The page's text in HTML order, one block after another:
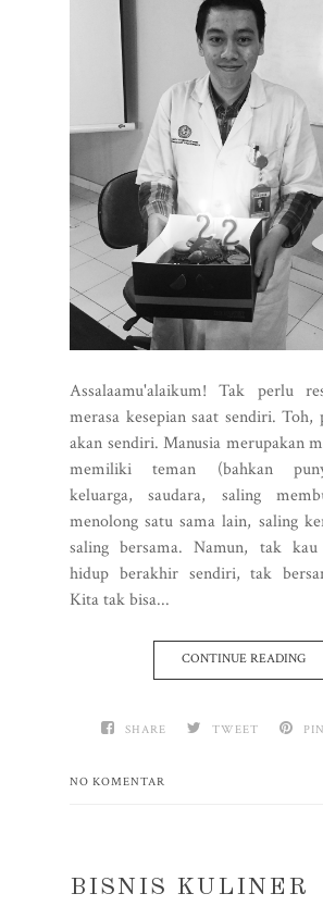
Assalaamu'alaikum! Tak perlu
merasa kesepian saat sendiri. Toh,
akan sendiri. Manusia merupakan
memiliki teman (bahkan
keluarga, saudara, saling
menolong satu sama lain, saling
saling bersama. Namun, tak
hidup berakhir sendiri, tak
Kita tak bisa...
CONTINUE READING
SHARE TWEET PIN
NO KOMENTAR
BISNIS KULINER